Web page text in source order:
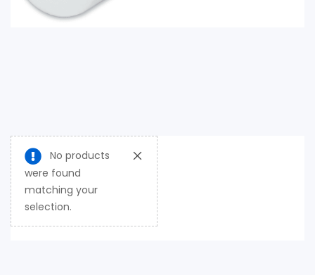
No products
were found
matching your
selection.